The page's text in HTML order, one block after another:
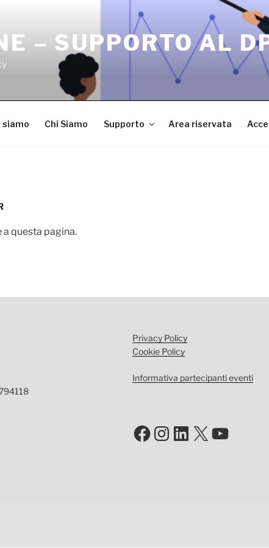
– SUPPORTO AL
siamo Chi Siamo Supporto Area riservata
questa pagina.
Privacy Policy
Cookie Policy
Informativa partecipanti eventi
Facebook
Instagram
LinkedIn
X